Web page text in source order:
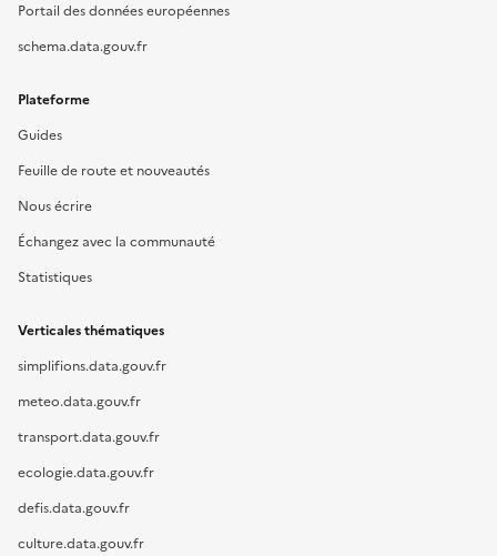
Portail des données européennes
schema.data.gouv.fr
Plateforme
Guides
Feuille de route et nouveautés
Nous écrire
Échangez avec la communauté
Statistiques
Verticales thématiques
simplifions.data.gouv.fr
meteo.data.gouv.fr
transport.data.gouv.fr
ecologie.data.gouv.fr
defis.data.gouv.fr
culture.data.gouv.fr